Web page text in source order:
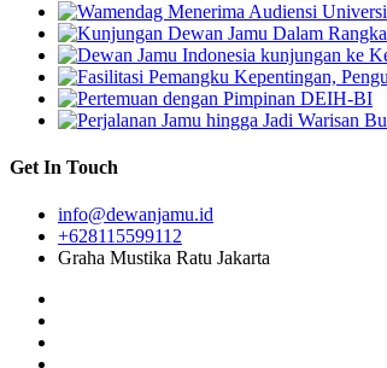
Get In Touch
info@dewanjamu.id
+628115599112
Graha Mustika Ratu Jakarta